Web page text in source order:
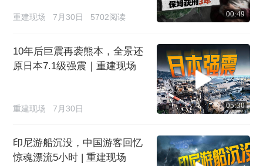
重建现场 7月30日 5702阅读 00:49
10年后巨震再袭熊本，全景还
原日本7.1级强震｜重建现场
重建现场 7月30日 05:30
印尼游船沉没，中国游客回忆
惊魂漂流5小时 | 重建现场